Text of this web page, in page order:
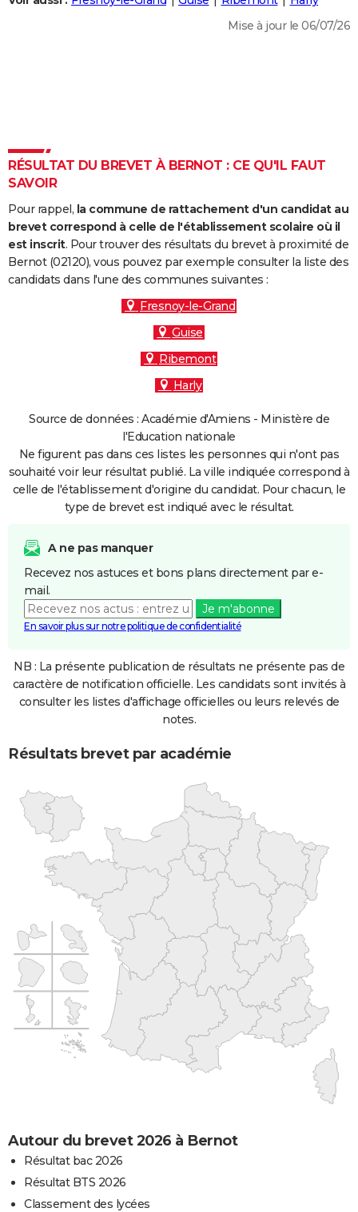
DICTIONNAIRE
Dictionnaire
Biographies
Citations
Expressions
Proverbes
PROGRAMME TV
COPAINS D'AVANT
S'inscrire
Se connecter
Lycées
Collèges
Primaires
Universités
Entreprises
Service militaire
Avis de recherche
AVIS DE DÉCÈS
FORUM
Mise à jour le 06/07/26
RÉSULTAT DU BREVET À BERNOT : CE QU'IL FAUT
SAVOIR
Pour rappel, la commune de rattachement d'un candidat au
brevet correspond à celle de l'établissement scolaire où il
est inscrit. Pour trouver des résultats du brevet à proximité de
Bernot (02120), vous pouvez par exemple consulter la liste des
candidats dans l'une des communes suivantes :
Fresnoy-le-Grand
Guise
Ribemont
Harly
Source de données : Académie d'Amiens - Ministère de
l'Education nationale
Ne figurent pas dans ces listes les personnes qui n'ont pas
souhaité voir leur résultat publié. La ville indiquée correspond à
celle de l'établissement d'origine du candidat. Pour chacun, le
type de brevet est indiqué avec le résultat.
A ne pas manquer
Recevez nos astuces et bons plans directement par e-
mail.
Je m'abonne
En savoir plus sur notre politique de confidentialité
NB : La présente publication de résultats ne présente pas de
caractère de notification officielle. Les candidats sont invités à
consulter les listes d'affichage officielles ou leurs relevés de
notes.
Résultats brevet par académie
Autour du brevet 2026 à Bernot
Résultat bac 2026
Résultat BTS 2026
Classement des lycées